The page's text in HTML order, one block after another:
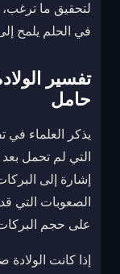
لتحقيق ما
في الحلم يلمح
تفسير
حامل
يذكر العلماء في
التي لم تحمل بعد
إشارة إلى
الصعوبات التي
على حجم
إذا كانت